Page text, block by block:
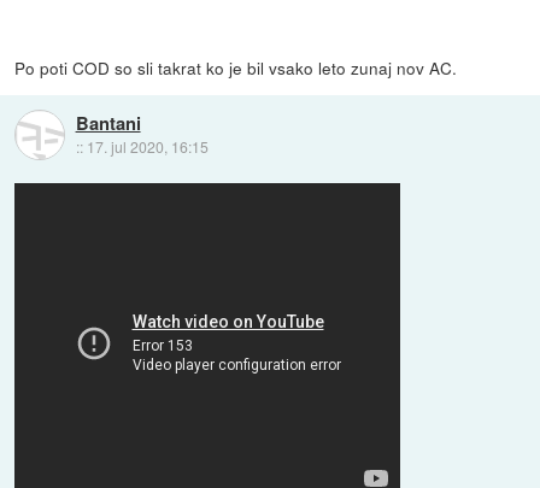
Po poti COD so sli takrat ko je bil vsako leto zunaj nov AC.
Bantani
:: 17. jul 2020, 16:15